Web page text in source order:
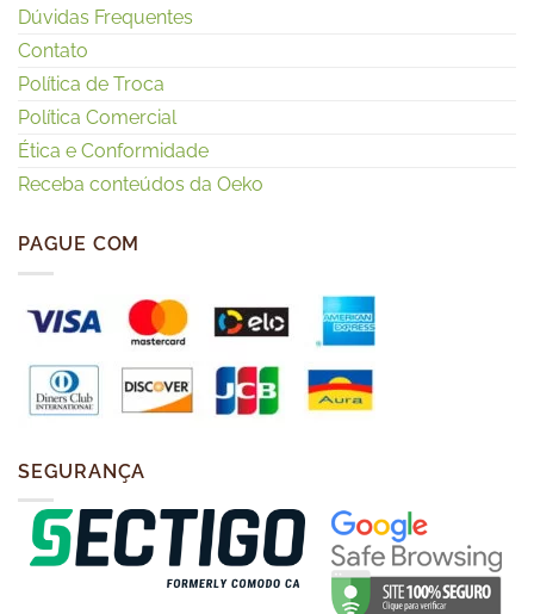
Dúvidas Frequentes
Contato
Política de Troca
Política Comercial
Ética e Conformidade
Receba conteúdos da Oeko
PAGUE COM
SEGURANÇA